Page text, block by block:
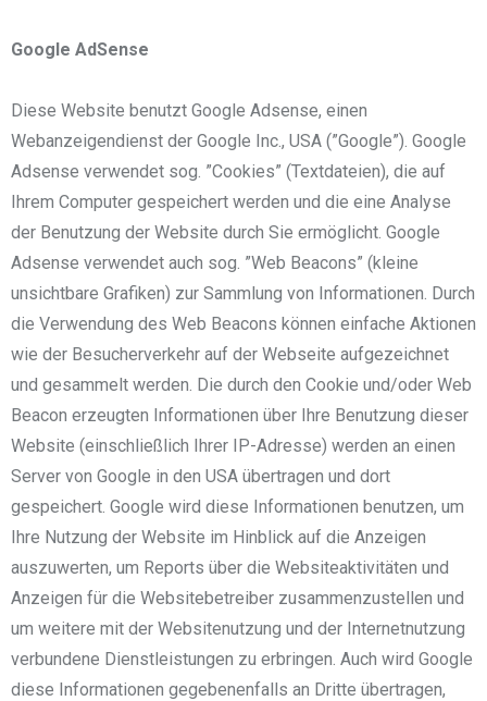
Google AdSense
Diese Website benutzt Google Adsense, einen
Webanzeigendienst der Google Inc., USA (”Google”). Google
Adsense verwendet sog. ”Cookies” (Textdateien), die auf
Ihrem Computer gespeichert werden und die eine Analyse
der Benutzung der Website durch Sie ermöglicht. Google
Adsense verwendet auch sog. ”Web Beacons” (kleine
unsichtbare Grafiken) zur Sammlung von Informationen. Durch
die Verwendung des Web Beacons können einfache Aktionen
wie der Besucherverkehr auf der Webseite aufgezeichnet
und gesammelt werden. Die durch den Cookie und/oder Web
Beacon erzeugten Informationen über Ihre Benutzung dieser
Website (einschließlich Ihrer IP-Adresse) werden an einen
Server von Google in den USA übertragen und dort
gespeichert. Google wird diese Informationen benutzen, um
Ihre Nutzung der Website im Hinblick auf die Anzeigen
auszuwerten, um Reports über die Websiteaktivitäten und
Anzeigen für die Websitebetreiber zusammenzustellen und
um weitere mit der Websitenutzung und der Internetnutzung
verbundene Dienstleistungen zu erbringen. Auch wird Google
diese Informationen gegebenenfalls an Dritte übertragen,